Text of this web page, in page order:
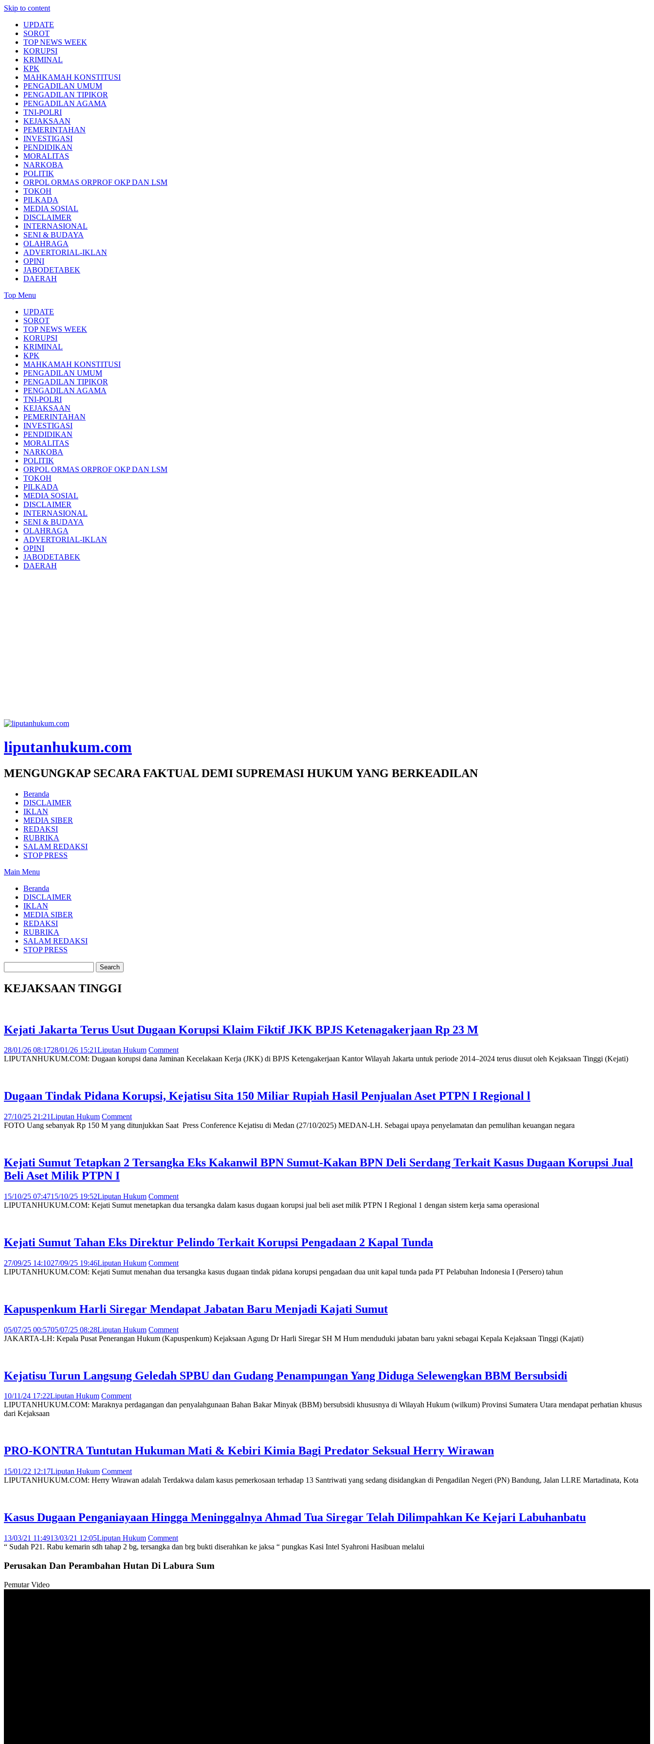
Skip to content
UPDATE
SOROT
TOP NEWS WEEK
KORUPSI
KRIMINAL
KPK
MAHKAMAH KONSTITUSI
PENGADILAN UMUM
PENGADILAN TIPIKOR
PENGADILAN AGAMA
TNI-POLRI
KEJAKSAAN
PEMERINTAHAN
INVESTIGASI
PENDIDIKAN
MORALITAS
NARKOBA
POLITIK
ORPOL ORMAS ORPROF OKP DAN LSM
TOKOH
PILKADA
MEDIA SOSIAL
DISCLAIMER
INTERNASIONAL
SENI & BUDAYA
OLAHRAGA
ADVERTORIAL-IKLAN
OPINI
JABODETABEK
DAERAH
Top Menu
UPDATE
SOROT
TOP NEWS WEEK
KORUPSI
KRIMINAL
KPK
MAHKAMAH KONSTITUSI
PENGADILAN UMUM
PENGADILAN TIPIKOR
PENGADILAN AGAMA
TNI-POLRI
KEJAKSAAN
PEMERINTAHAN
INVESTIGASI
PENDIDIKAN
MORALITAS
NARKOBA
POLITIK
ORPOL ORMAS ORPROF OKP DAN LSM
TOKOH
PILKADA
MEDIA SOSIAL
DISCLAIMER
INTERNASIONAL
SENI & BUDAYA
OLAHRAGA
ADVERTORIAL-IKLAN
OPINI
JABODETABEK
DAERAH
liputanhukum.com
MENGUNGKAP SECARA FAKTUAL DEMI SUPREMASI HUKUM YANG BERKEADILAN
Beranda
DISCLAIMER
IKLAN
MEDIA SIBER
REDAKSI
RUBRIKA
SALAM REDAKSI
STOP PRESS
Main Menu
Beranda
DISCLAIMER
IKLAN
MEDIA SIBER
REDAKSI
RUBRIKA
SALAM REDAKSI
STOP PRESS
KEJAKSAAN TINGGI
Kejati Jakarta Terus Usut Dugaan Korupsi Klaim Fiktif JKK BPJS Ketenagakerjaan Rp 23 M
28/01/26 08:1728/01/26 15:21Liputan Hukum Comment
LIPUTANHUKUM.COM: Dugaan korupsi dana Jaminan Kecelakaan Kerja (JKK) di BPJS Ketengakerjaan Kantor Wilayah Jakarta untuk periode 2014–2024 terus diusut oleh Kejaksaan Tinggi (Kejati)
Dugaan Tindak Pidana Korupsi, Kejatisu Sita 150 Miliar Rupiah Hasil Penjualan Aset PTPN I Regional l
27/10/25 21:21Liputan Hukum Comment
FOTO Uang sebanyak Rp 150 M yang ditunjukkan Saat Press Conference Kejatisu di Medan (27/10/2025) MEDAN-LH. Sebagai upaya penyelamatan dan pemulihan keuangan negara
Kejati Sumut Tetapkan 2 Tersangka Eks Kakanwil BPN Sumut-Kakan BPN Deli Serdang Terkait Kasus Dugaan Korupsi Jual
Beli Aset Milik PTPN I
15/10/25 07:4715/10/25 19:52Liputan Hukum Comment
LIPUTANHUKUM.COM: Kejati Sumut menetapkan dua tersangka dalam kasus dugaan korupsi jual beli aset milik PTPN I Regional 1 dengan sistem kerja sama operasional
Kejati Sumut Tahan Eks Direktur Pelindo Terkait Korupsi Pengadaan 2 Kapal Tunda
27/09/25 14:1027/09/25 19:46Liputan Hukum Comment
LIPUTANHUKUM.COM: Kejati Sumut menahan dua tersangka kasus dugaan tindak pidana korupsi pengadaan dua unit kapal tunda pada PT Pelabuhan Indonesia I (Persero) tahun
Kapuspenkum Harli Siregar Mendapat Jabatan Baru Menjadi Kajati Sumut
05/07/25 00:5705/07/25 08:28Liputan Hukum Comment
JAKARTA-LH: Kepala Pusat Penerangan Hukum (Kapuspenkum) Kejaksaan Agung Dr Harli Siregar SH M Hum menduduki jabatan baru yakni sebagai Kepala Kejaksaan Tinggi (Kajati)
Kejatisu Turun Langsung Geledah SPBU dan Gudang Penampungan Yang Diduga Selewengkan BBM Bersubsidi
10/11/24 17:22Liputan Hukum Comment
LIPUTANHUKUM.COM: Maraknya perdagangan dan penyalahgunaan Bahan Bakar Minyak (BBM) bersubsidi khususnya di Wilayah Hukum (wilkum) Provinsi Sumatera Utara mendapat perhatian khusus
dari Kejaksaan
PRO-KONTRA Tuntutan Hukuman Mati & Kebiri Kimia Bagi Predator Seksual Herry Wirawan
15/01/22 12:17Liputan Hukum Comment
LIPUTANHUKUM.COM: Herry Wirawan adalah Terdakwa dalam kasus pemerkosaan terhadap 13 Santriwati yang sedang disidangkan di Pengadilan Negeri (PN) Bandung, Jalan LLRE Martadinata, Kota
Kasus Dugaan Penganiayaan Hingga Meninggalnya Ahmad Tua Siregar Telah Dilimpahkan Ke Kejari Labuhanbatu
13/03/21 11:4913/03/21 12:05Liputan Hukum Comment
“ Sudah P21. Rabu kemarin sdh tahap 2 bg, tersangka dan brg bukti diserahkan ke jaksa “ pungkas Kasi Intel Syahroni Hasibuan melalui
Perusakan Dan Perambahan Hutan Di Labura Sum
Pemutar Video